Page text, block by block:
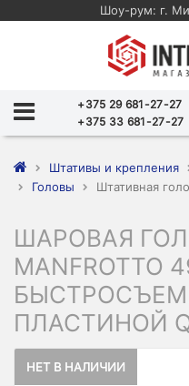
Шоу-рум: г.
+375 29 681-27-27
+375 33 681-27-27
Штативы и крепления
Головы
Штативная
ШАРОВАЯ
MANFROTTO
ПЛАСТИНОЙ
НЕТ В НАЛИЧИИ